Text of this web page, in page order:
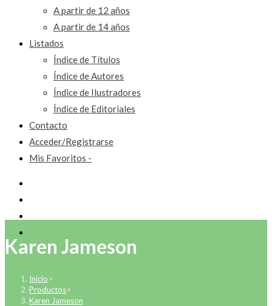
A partir de 12 años
A partir de 14 años
Listados
Índice de Títulos
Índice de Autores
Índice de Ilustradores
Índice de Editoriales
Contacto
Acceder/Registrarse
Mis Favoritos -
Karen Jameson
Inicio>
Productos>
Karen Jameson